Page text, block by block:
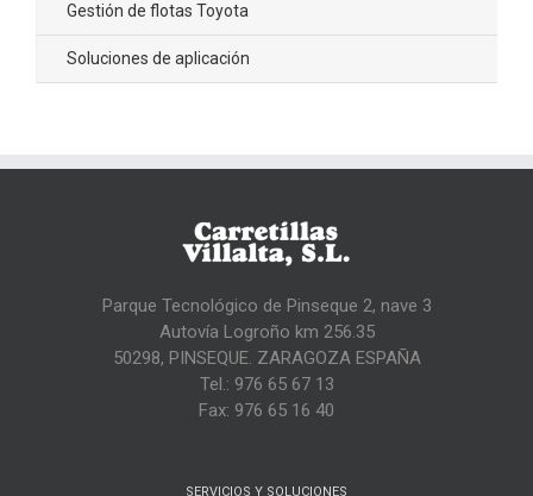
Gestión de flotas Toyota
Soluciones de aplicación
Parque Tecnológico de Pinseque 2, nave 3
Autovía Logroño km 256.35
50298, PINSEQUE. ZARAGOZA ESPAÑA
Tel.: 976 65 67 13
Fax: 976 65 16 40
SERVICIOS Y SOLUCIONES